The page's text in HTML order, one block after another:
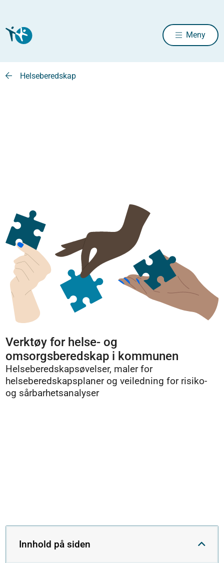
Meny
Helseberedskap
Verktøy for helse- og
omsorgsberedskap i kommunen
Helseberedskapsøvelser, maler for
helseberedskapsplaner og veiledning for risiko-
og sårbarhetsanalyser
Innhold på siden